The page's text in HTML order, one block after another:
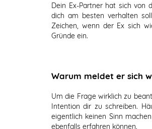
Dein Ex-Partner hat sich von
dich am besten verhalten
Zeichen, wenn der Ex sich
Gründe ein.
Warum meldet er sich
Um die Frage wirklich zu
Intention dir zu schreiben.
eigentlich keinen Sinn
ebenfalls erfahren können.